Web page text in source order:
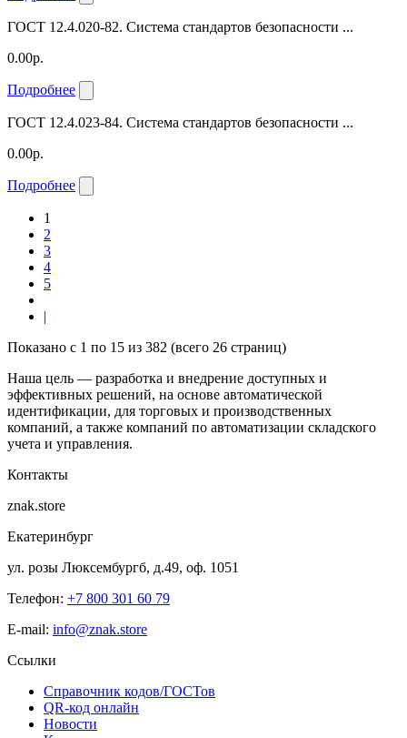
ГОСТ 12.4.020-82. Система стандартов безопасности ...
0.00р.
Подробнее
ГОСТ 12.4.023-84. Система стандартов безопасности ...
0.00р.
Подробнее
1
2
3
4
5
|
Показано с 1 по 15 из 382 (всего 26 страниц)
Наша цель — разработка и внедрение доступных и
эффективных решений, на основе автоматической
идентификации, для торговых и производственных
компаний, а также компаний по автоматизации складского
учета и управления.
Контакты
znak.store
Екатеринбург
ул. розы Люксембургб, д.49, оф. 1051
Телефон: +7 800 301 60 79
E-mail: info@znak.store
Ссылки
Справочник кодов/ГОСТов
QR-код онлайн
Новости